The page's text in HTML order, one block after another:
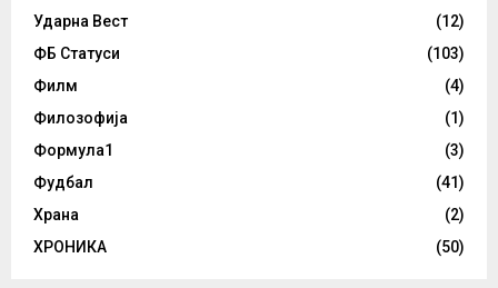
Ударна Вест
(12)
ФБ Статуси
(103)
Филм
(4)
Филозофија
(1)
Формула1
(3)
Фудбал
(41)
Храна
(2)
ХРОНИКА
(50)